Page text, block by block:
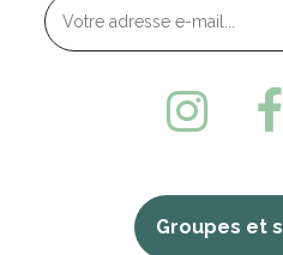
Groupes et